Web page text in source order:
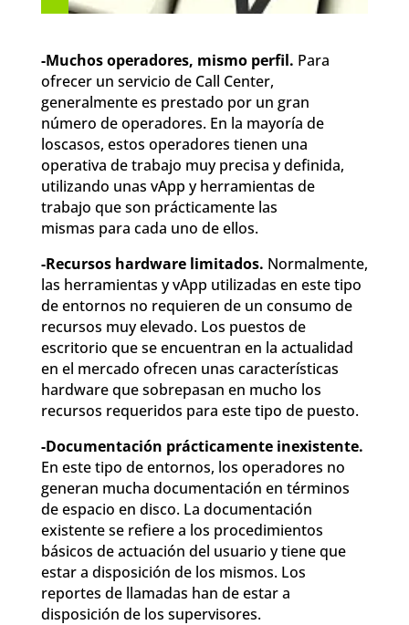
-Muchos operadores, mismo perfil. Para
ofrecer un servicio de Call Center,
generalmente es prestado por un gran
número de operadores. En la mayoría de
loscasos, estos operadores tienen una
operativa de trabajo muy precisa y definida,
utilizando unas vApp y herramientas de
trabajo que son prácticamente las
mismas para cada uno de ellos.
-Recursos hardware limitados. Normalmente,
las herramientas y vApp utilizadas en este tipo
de entornos no requieren de un consumo de
recursos muy elevado. Los puestos de
escritorio que se encuentran en la actualidad
en el mercado ofrecen unas características
hardware que sobrepasan en mucho los
recursos requeridos para este tipo de puesto.
-Documentación prácticamente inexistente.
En este tipo de entornos, los operadores no
generan mucha documentación en términos
de espacio en disco. La documentación
existente se refiere a los procedimientos
básicos de actuación del usuario y tiene que
estar a disposición de los mismos. Los
reportes de llamadas han de estar a
disposición de los supervisores.